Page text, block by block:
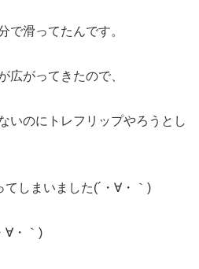
で滑ってたんです。
広がってきたので、
いのにトレフリップやろうとし
しまいました(´・∀・｀)
∀・｀)